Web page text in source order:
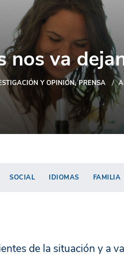
nos va
Y OPINIÓN PRENSA
SOCIAL IDIOMAS FAMILIA
de la situación y a